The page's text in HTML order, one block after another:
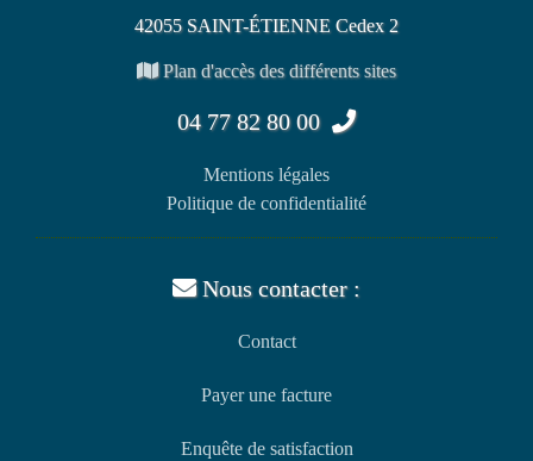
42055 SAINT-ÉTIENNE Cedex 2
Plan d'accès des différents sites
04 77 82 80 00
Mentions légales
Politique de confidentialité
Nous contacter :
Contact
Payer une facture
Enquête de satisfaction